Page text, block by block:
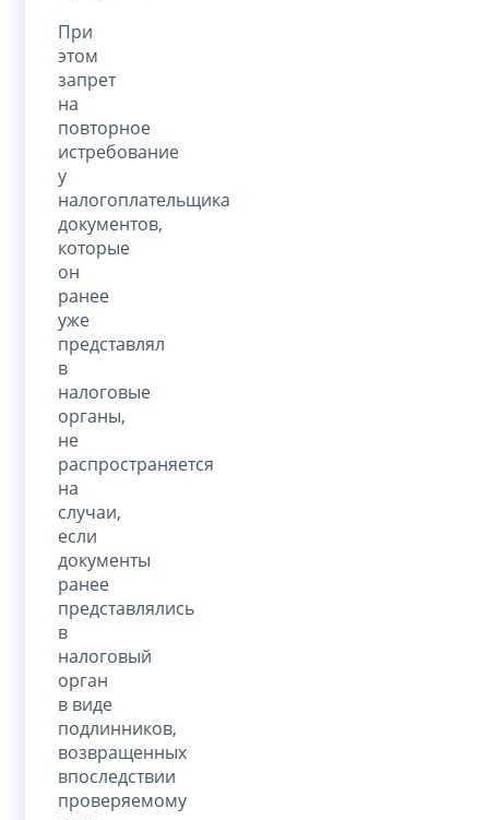
При
этом
запрет
на
повторное
истребование
у
налогоплательщика
документов,
которые
он
ранее
уже
представлял
в
налоговые
органы,
не
распространяется
на
случаи,
если
документы
ранее
представлялись
в
налоговый
орган
в виде
подлинников,
возвращенных
впоследствии
проверяемому